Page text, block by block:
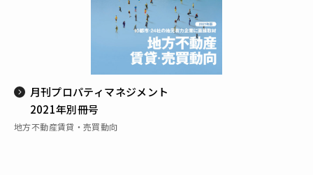
月刊プロパティマネジメント
2021年別冊号
地方不動産賃貸・売買動向